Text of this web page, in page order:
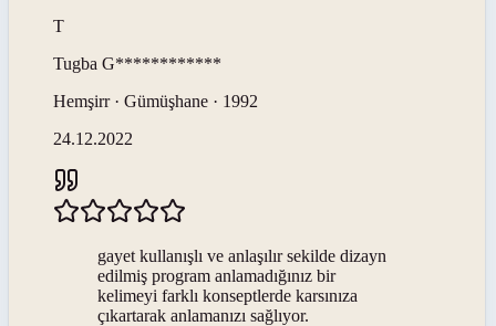
T
Tugba G************
Hemşirr · Gümüşhane · 1992
24.12.2022
gayet kullanışlı ve anlaşılır sekilde dizayn
edilmiş program anlamadığınız bir
kelimeyi farklı konseptlerde karsınıza
çıkartarak anlamanızı sağlıyor.